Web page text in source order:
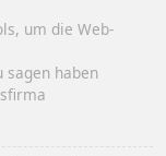
um die Web-
haben